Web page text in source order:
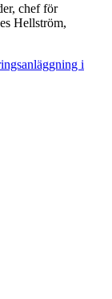
chef för
Hellström,
i